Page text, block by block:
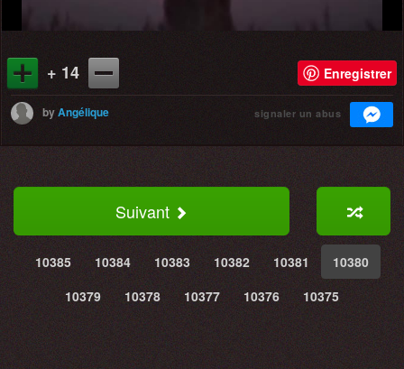
+ 14 Enregistrer
byAngélique signaler un abus
Suivant
10385 10384 10383 10382 10381
10380
10379
10378 10377 10376 10375